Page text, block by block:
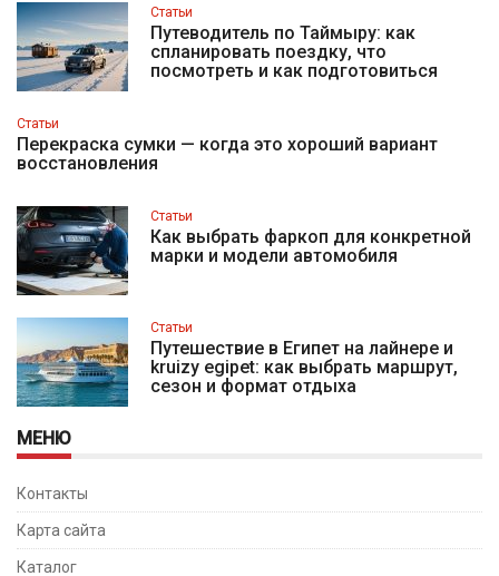
Статьи
Путеводитель по Таймыру: как
спланировать поездку, что
посмотреть и как подготовиться
Статьи
Перекраска сумки — когда это хороший вариант
восстановления
Статьи
Как выбрать фаркоп для конкретной
марки и модели автомобиля
Статьи
Путешествие в Египет на лайнере и
kruizy egipet: как выбрать маршрут,
сезон и формат отдыха
МЕНЮ
Контакты
Карта сайта
Каталог